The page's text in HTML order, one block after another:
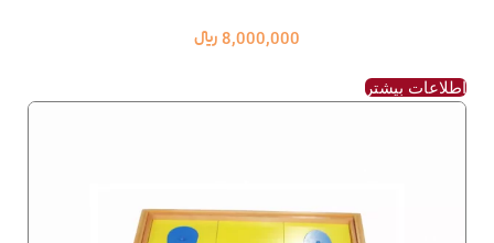
8,000,000 ﷼
اطلاعات بیشتر